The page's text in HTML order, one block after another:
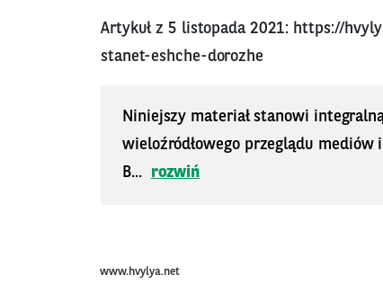
Artykuł z 5 listopada 2021: https://
stanet-eshche-dorozhe
Niniejszy materiał stanowi
wieloźródłowego przeglądu
B...
rozwiń
www.hvylya.net